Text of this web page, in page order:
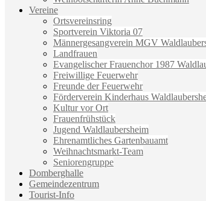
Vereine
Ortsvereinsring
Sportverein Viktoria 07
Männergesangverein MGV
Landfrauen
Evangelischer Frauenchor 1987
Freiwillige Feuerwehr
Freunde der Feuerwehr
Förderverein Kinderhaus
Kultur vor Ort
Frauenfrühstück
Jugend Waldlaubersheim
Ehrenamtliches Gartenbauamt
Weihnachtsmarkt-Team
Seniorengruppe
Domberghalle
Gemeindezentrum
Tourist-Info